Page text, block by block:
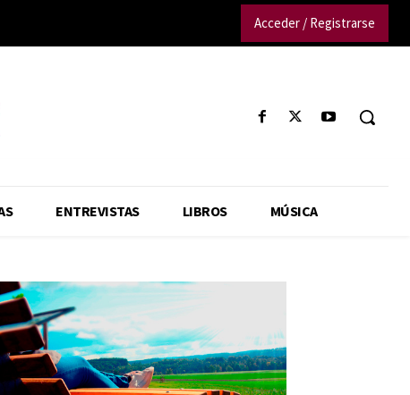
Acceder / Registrarse
ENTREVISTAS LIBROS MÚSICA